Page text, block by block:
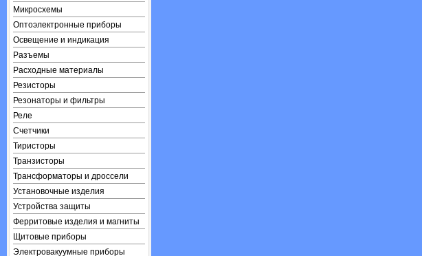
Микросхемы
Оптоэлектронные приборы
Освещение и индикация
Разъемы
Расходные материалы
Резисторы
Резонаторы и фильтры
Реле
Счетчики
Тиристоры
Транзисторы
Трансформаторы и дроссели
Установочные изделия
Устройства защиты
Ферритовые изделия и магниты
Щитовые приборы
Электровакуумные приборы